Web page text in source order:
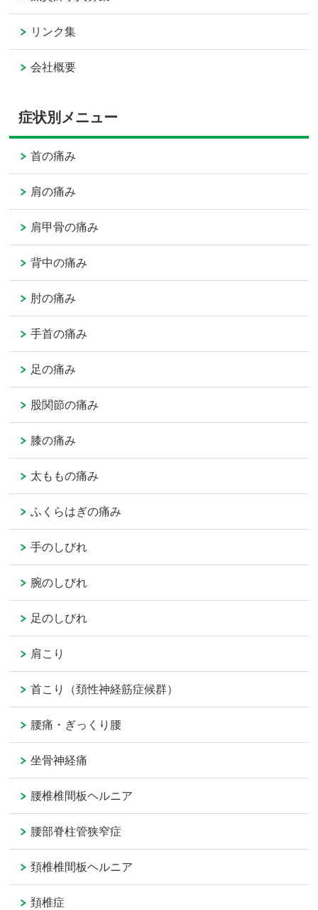
リンク集
会社概要
症状別メニュー
首の痛み
肩の痛み
肩甲骨の痛み
背中の痛み
肘の痛み
手首の痛み
足の痛み
股関節の痛み
膝の痛み
太ももの痛み
ふくらはぎの痛み
手のしびれ
腕のしびれ
足のしびれ
肩こり
首こり（頚性神経筋症候群）
腰痛・ぎっくり腰
坐骨神経痛
腰椎椎間板ヘルニア
腰部脊柱管狭窄症
頚椎椎間板ヘルニア
頚椎症